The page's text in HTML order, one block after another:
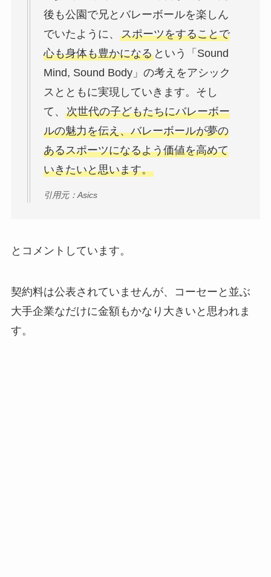
後も公園で兄とバレーボールを楽しん
でいたように、 スポーツをすることで
心も身体も豊かになるという「Sound
Mind, Sound Body」の考えをアシック
スとともに実現していきます。そし
て、 次世代の子どもたちにバレーボー
ルの魅力を伝え、バレーボールが夢の
あるスポーツになるよう価値を高めて
いきたいと思います。
引用元：Asics
とコメントしています。
契約料は公表されていませんが、コーセーと並ぶ
大手企業なだけに金額もかなり大きいと思われま
す。